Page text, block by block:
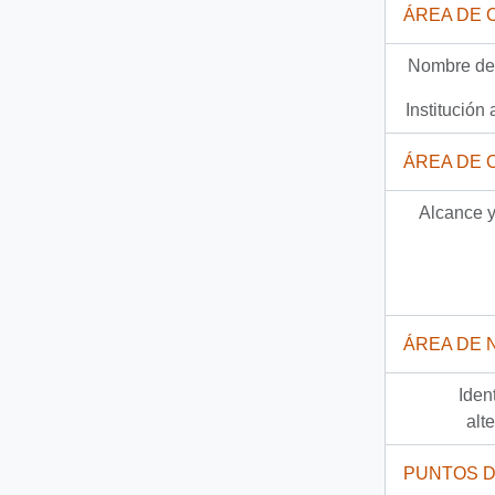
ÁREA DE
Nombre
Institución
ÁREA DE
Alcance
ÁREA DE
PUNTOS